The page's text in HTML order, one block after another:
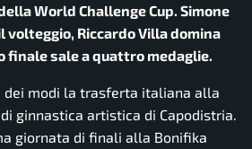
World Challenge Cup. Simone
volteggio, Riccardo Villa domina
finale sale a quattro medaglie.
dei modi la trasferta italiana alla
ginnastica artistica di Capodistria.
giornata di finali alla Bonifika